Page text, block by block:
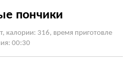
пончики
калории: 316, время приготовле
00:30